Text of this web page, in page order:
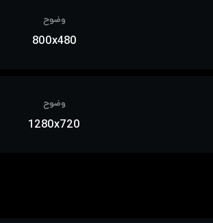
وضوح
800x480
وضوح
1280x720